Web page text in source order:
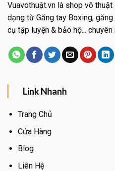
Vuavothuật.vn là shop võ
dạng từ Găng tay Boxing,
cụ tập luyện & bảo hộ...
Link Nhanh
Trang Chủ
Cửa Hàng
Blog
Liên Hệ